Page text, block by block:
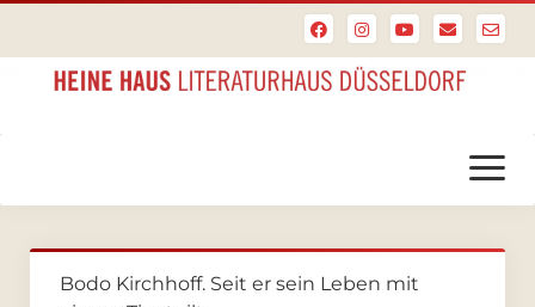
Menü
öffnen
Startseite
Bodo Kirchhoff. Seit er sein Leben mit